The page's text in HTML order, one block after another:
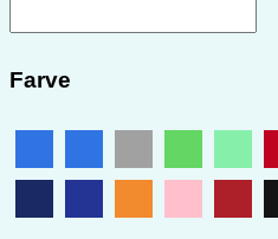
Farve